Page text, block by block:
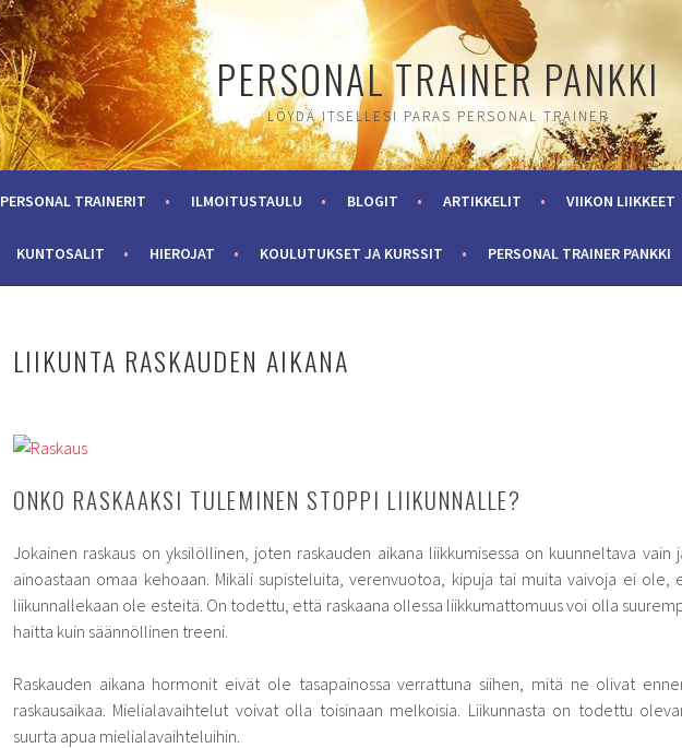
PERSONAL TRAINER PANKKI
LÖYDÄ ITSELLESI PARAS PERSONAL TRAINER
PERSONAL TRAINERIT ILMOITUSTAULU BLOGIT ARTIKKELIT VIIKON LIIKKEET
KUNTOSALIT HIEROJAT KOULUTUKSET JA KURSSIT PERSONAL TRAINER PANKKI
LIIKUNTA RASKAUDEN AIKANA
ONKO RASKAAKSI TULEMINEN STOPPI LIIKUNNALLE?
Jokainen raskaus on yksilöllinen, joten raskauden aikana liikkumisessa on kuunneltava vain
ainoastaan omaa kehoaan. Mikäli supisteluita, verenvuotoa, kipuja tai muita vaivoja ei ole,
liikunnallekaan ole esteitä. On todettu, että raskaana ollessa liikkumattomuus voi olla
haitta kuin säännöllinen treeni.
Raskauden aikana hormonit eivät ole tasapainossa verrattuna siihen, mitä ne olivat
raskausaikaa. Mielialavaihtelut voivat olla toisinaan melkoisia. Liikunnasta on todettu
suurta apua mielialavaihteluihin.